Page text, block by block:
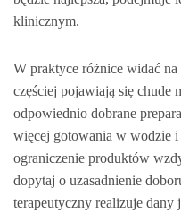
klinicznym.
W praktyce różnice widać
częściej pojawiają się chude
odpowiednio dobrane
więcej gotowania w wodzie i
ograniczenie produktów
dopytaj o uzasadnienie
terapeutyczny realizuje dany